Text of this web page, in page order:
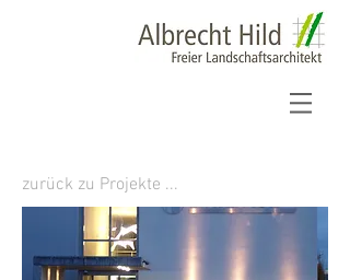
zurück zu Projekte ...